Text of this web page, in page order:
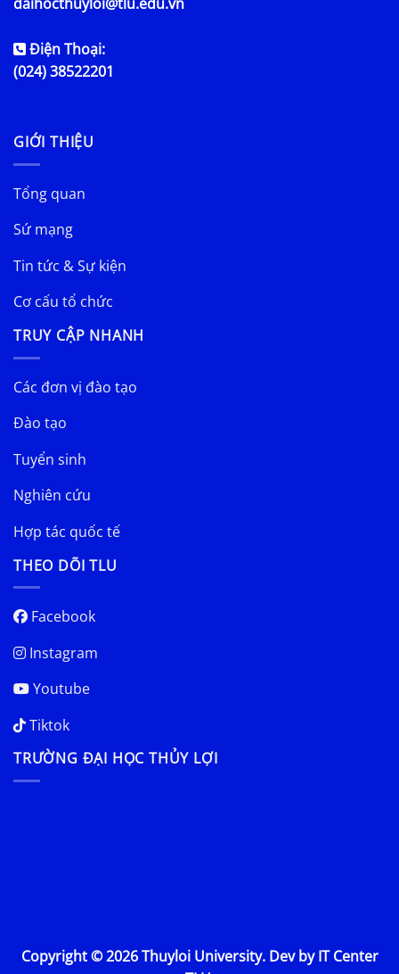
Điện Thoại:
(024) 38522201
GIỚI THIỆU
Tổng quan
Sứ mạng
Tin tức & Sự kiện
Cơ cấu tổ chức
TRUY CẬP NHANH
Các đơn vị đào tạo
Đào tạo
Tuyển sinh
Nghiên cứu
Hợp tác quốc tế
THEO DÕI TLU
Facebook
Instagram
Youtube
Tiktok
TRƯỜNG ĐẠI HỌC THỦY LỢI
Copyright © 2026 Thuyloi University. Dev by IT Center